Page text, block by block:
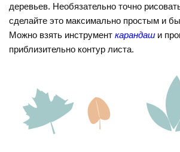
деревьев. Необязательно точно
сделайте это максимально простым и
Можно взять инструменткарандаш и
приблизительно контур листа.